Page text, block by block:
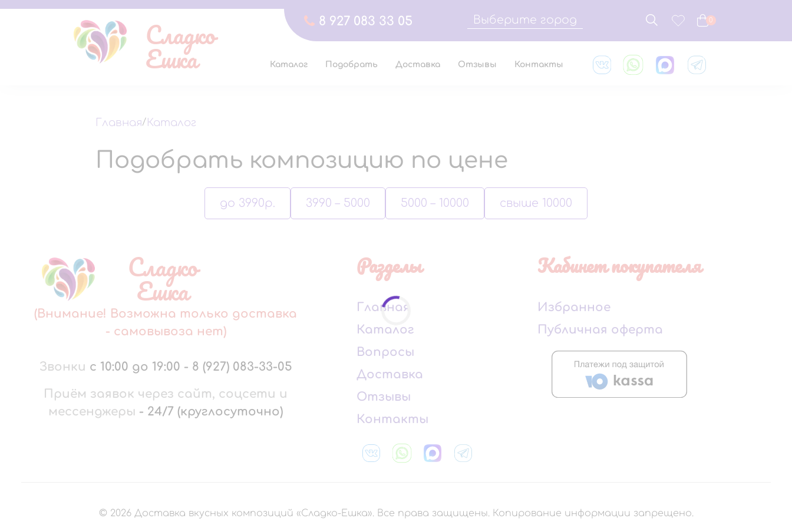
8 927 083 33 05 Выберите город 0
Сладко
Ешка Каталог Подобрать Доставка Отзывы Контакты
Главная/ Каталог
Подобрать композицию по цене
до 3990р. 3990 – 5000 5000 – 10000 свыше 10000
Сладко
Ешка
(Внимание! Возможна только доставка
- самовывоза нет)
Звонки с 10:00 до 19:00 - 8 (927) 083-33-05
Приём заявок через сайт, соцсети и
мессенджеры - 24/7 (круглосуточно)
Разделы
Главная
Каталог
Вопросы
Доставка
Отзывы
Контакты
Кабинет покупателя
Избранное
Публичная оферта
© 2026Доставка вкусных композиций «Сладко-Ешка». Все права защищены. Копирование информации запрещено.